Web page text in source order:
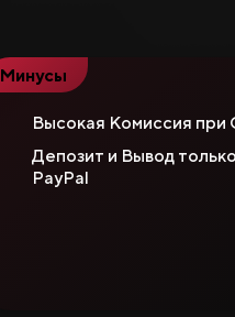
Минусы
Высокая Комиссия при
Депозит и Вывод
PayPal